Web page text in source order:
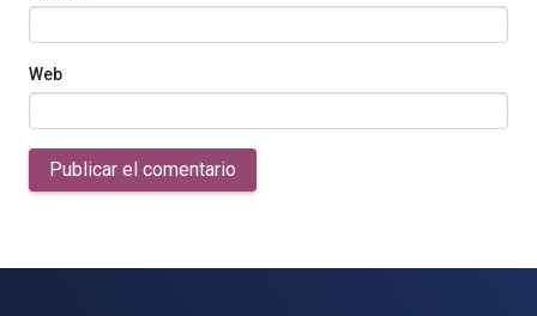
Web
Publicar el comentario